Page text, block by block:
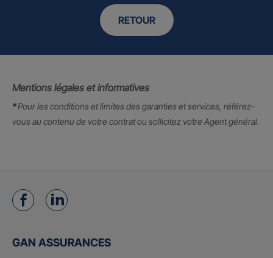
RETOUR
Mentions légales et informatives
*Pour les conditions et limites des garanties et services, référez-
vous au contenu de votre contrat ou sollicitez votre Agent général.
GAN ASSURANCES